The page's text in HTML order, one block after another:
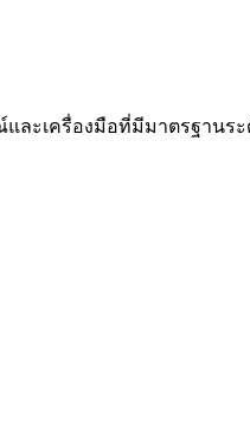
ละเครื่องมือที่มีมาตรฐานร